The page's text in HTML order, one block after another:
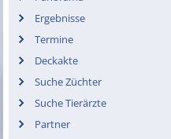
Ergebnisse
Termine
Deckakte
Suche Züchter
Suche Tierärzte
Partner